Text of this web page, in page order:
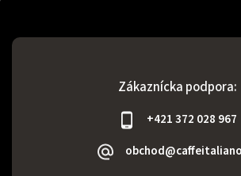
Zákaznícka podpora:
+421 372 028 967